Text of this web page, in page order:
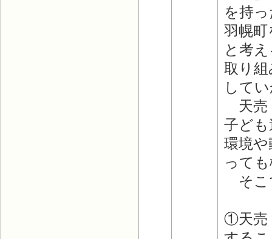
を持
羽幌
と考
取り
して
天売
子ど
環境
って
そこ
①天売